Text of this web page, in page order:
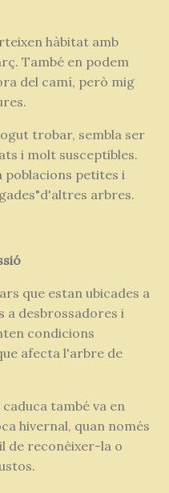
hàbitat amb
També en podem
del camí, però mig
trobar, sembla ser
i molt susceptibles.
poblacions petites i
arbres.
que estan ubicades a
a desbrossadores i
condicions
afecta l'arbre de
també va en
hivernal, quan només
de reconèixer-la o